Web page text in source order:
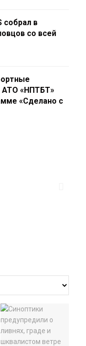
собрал в
со всей
АТО «НПТБТ»
«Сделано с